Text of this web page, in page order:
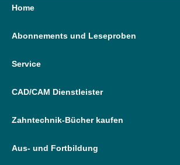
Home
Abonnements und Leseproben
Service
CAD/CAM Dienstleister
Zahntechnik-Bücher kaufen
Aus- und Fortbildung